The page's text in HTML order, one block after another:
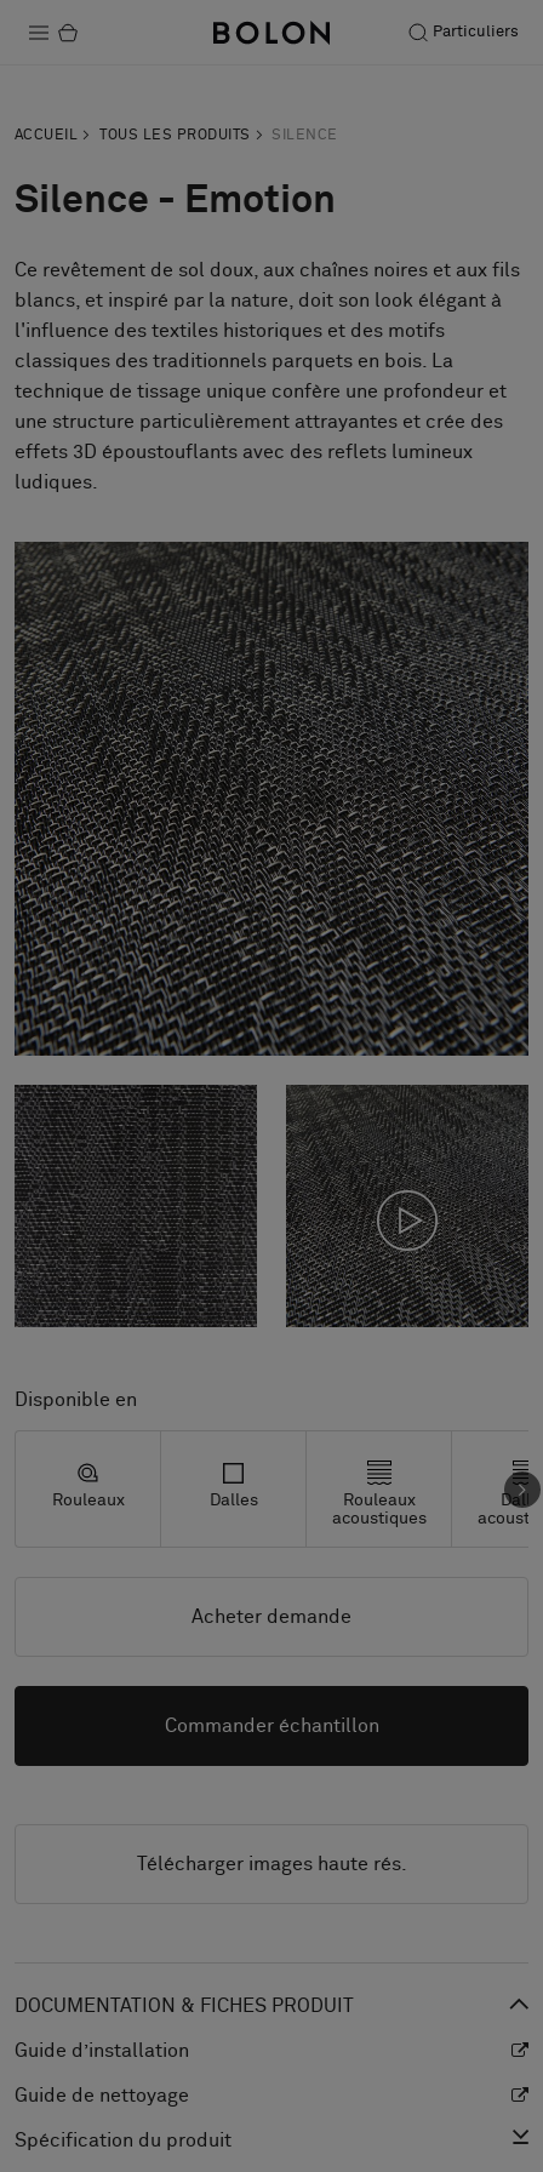
Particuliers
Durabilité
Installation
Entretien
Nos collaborations
À propos de nous
Contact
Pattern Tile Tool
Image & Material Bank
Choisir une langue
ACCUEIL TOUS LES PRODUITS SILENCE
Silence - Emotion
Ce revêtement de sol doux, aux chaînes noires et aux fils
blancs, et inspiré par la nature, doit son look élégant à
l'influence des textiles historiques et des motifs
classiques des traditionnels parquets en bois. La
technique de tissage unique confère une profondeur et
une structure particulièrement attrayantes et crée des
effets 3D époustouflants avec des reflets lumineux
ludiques.
Disponible en
Rouleaux Dalles
Rouleaux
acoustiques
Acheter demande
Commander échantillon
Télécharger images haute rés.
DOCUMENTATION & FICHES PRODUIT
Guide d’installation
Guide de nettoyage
Spécification du produit